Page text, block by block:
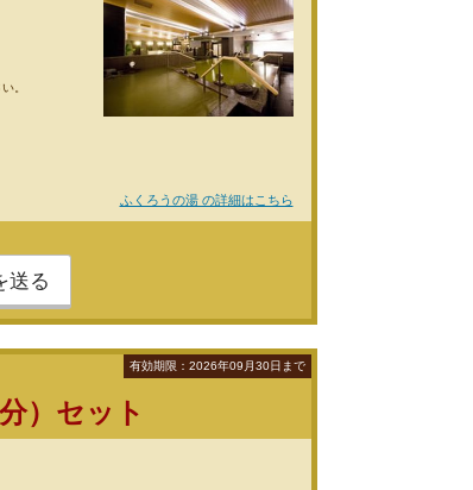
。
ふくろうの湯 の詳細はこちら
送る
）セット
有効期限：2026年09月30日まで